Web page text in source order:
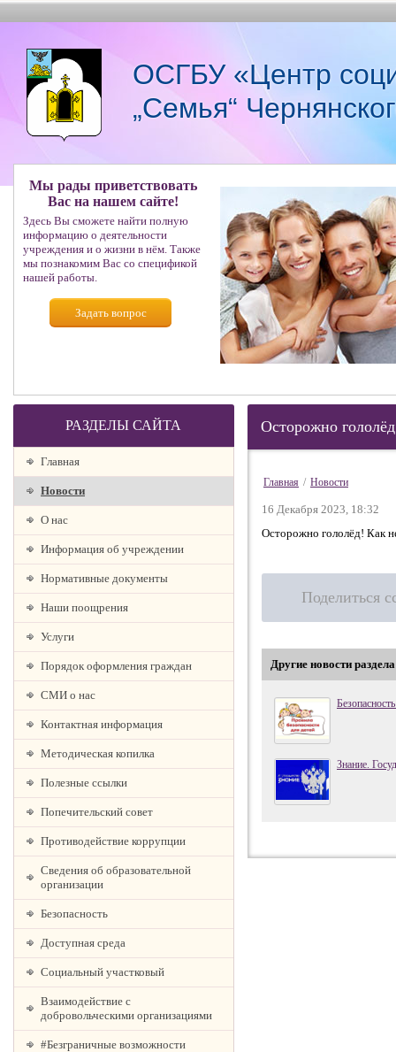
ОСГБУ «Центр
„Семья“
Мы рады приветствовать
Вас на нашем сайте!
Здесь Вы сможете найти полную
информацию о деятельности
учреждения и о жизни в нём. Также
мы познакомим Вас со спецификой
нашей работы.
Задать вопрос
РАЗДЕЛЫ САЙТА
Главная
Новости
О наc
Информация об учреждении
Нормативные документы
Наши поощрения
Услуги
Порядок оформления граждан
СМИ о нас
Контактная информация
Методическая копилка
Полезные ссылки
Попечительский совет
Противодействие коррупции
Сведения об образовательной
организации
Безопасность
Доступная среда
Социальный участковый
Взаимодействие с
добровольческими организациями
#Безграничные возможности
Осторожно
Главная / Новости
16 Декабря 2023, 18:32
Осторожно гололёд! Как
Поделиться
Другие новости раздела
Знание.